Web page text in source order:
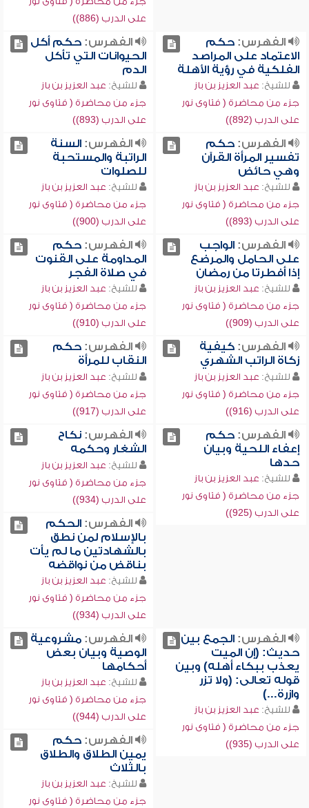
على الدرب (886))
الفهرس:حكم
الاعتماد على المراصد
الفلكية في رؤية الأهلة
للشيخ: عبد العزيز بن باز
جزء من محاضرة ( فتاوى نور
على الدرب (892))
الفهرس:حكم أكل
الحيوانات التي تأكل
الدم
للشيخ: عبد العزيز بن باز
جزء من محاضرة ( فتاوى نور
على الدرب (893))
الفهرس:حكم
تفسير المرأة القرآن
وهي حائض
للشيخ: عبد العزيز بن باز
جزء من محاضرة ( فتاوى نور
على الدرب (893))
الفهرس:السنة
الراتبة والمستحبة
للصلوات
للشيخ: عبد العزيز بن باز
جزء من محاضرة ( فتاوى نور
على الدرب (900))
الفهرس:الواجب
على الحامل والمرضع
إذا أفطرتا من رمضان
للشيخ: عبد العزيز بن باز
جزء من محاضرة ( فتاوى نور
على الدرب (909))
الفهرس:حكم
المداومة على القنوت
في صلاة الفجر
للشيخ: عبد العزيز بن باز
جزء من محاضرة ( فتاوى نور
على الدرب (910))
الفهرس:كيفية
زكاة الراتب الشهري
للشيخ: عبد العزيز بن باز
جزء من محاضرة ( فتاوى نور
على الدرب (916))
الفهرس:حكم
النقاب للمرأة
للشيخ: عبد العزيز بن باز
جزء من محاضرة ( فتاوى نور
على الدرب (917))
الفهرس:حكم
إعفاء اللحية وبيان
حدها
للشيخ: عبد العزيز بن باز
جزء من محاضرة ( فتاوى نور
على الدرب (925))
الفهرس:نكاح
الشغار وحكمه
للشيخ: عبد العزيز بن باز
جزء من محاضرة ( فتاوى نور
على الدرب (934))
الفهرس:الحكم
بالإسلام لمن نطق
بالشهادتين ما لم يأت
بناقض من نواقضه
للشيخ: عبد العزيز بن باز
جزء من محاضرة ( فتاوى نور
على الدرب (934))
الفهرس:الجمع بين
حديث: (إن الميت
يعذب ببكاء أهله) وبين
قوله تعالى: (ولا تزر
وازرة...)
للشيخ: عبد العزيز بن باز
جزء من محاضرة ( فتاوى نور
على الدرب (935))
الفهرس:مشروعية
الوصية وبيان بعض
أحكامها
للشيخ: عبد العزيز بن باز
جزء من محاضرة ( فتاوى نور
على الدرب (944))
الفهرس:حكم
يمين الطلاق والطلاق
بالثلاث
للشيخ: عبد العزيز بن باز
جزء من محاضرة ( فتاوى نور